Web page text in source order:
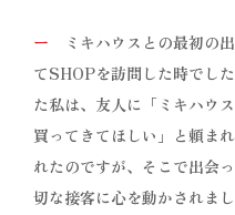
ー ミキハウスとの最初の
てSHOPを訪問した時でし
た私は、友人に「ミキハウ
買ってきてほしい」と頼ま
れたのですが、そこで出会
切な接客に心を動かされま